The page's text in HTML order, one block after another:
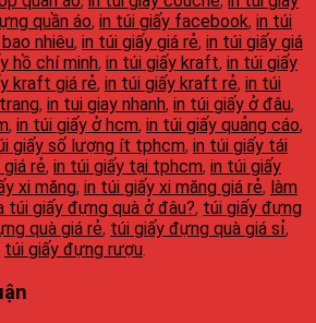
quần áo, in túi giấy facebook, in túi
nhiêu, in túi giấy giá rẻ, in túi giấy giá
hồ chí minh, in túi giấy kraft, in túi giấy
kraft giá rẻ, in túi giấy kraft rẻ, in túi
, in tui giay nhanh, in túi giấy ở đâu,
, in túi giấy ở hcm, in túi giấy quảng cáo,
giấy số lượng ít tphcm, in túi giấy tái
rẻ, in túi giấy tại tphcm, in túi giấy
xi măng, in túi giấy xi măng giá rẻ, làm
túi giấy đựng quà ở đâu?, túi giấy đựng
quà giá rẻ, túi giấy đựng quà giá sỉ,
túi giấy đựng rượu.